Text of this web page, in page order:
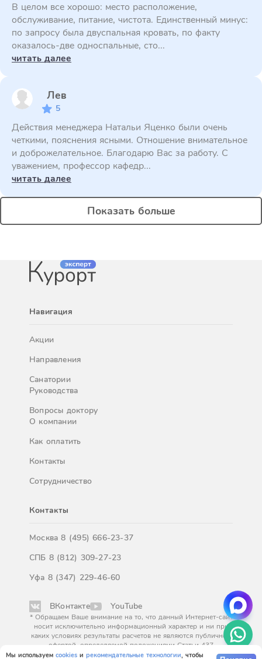
Мы используем cookies и рекомендательные технологии, чтобы
В целом все хорошо: место расположение,
обслуживание, питание, чистота. Единственный минус:
по запросу была двуспальная кровать, по факту
оказалось-две односпальные, сто...
читать далее
Лев
5
Действия менеджера Натальи Яценко были очень
четкими, пояснения ясными. Отношение внимательное
и доброжелательное. Благодарю Вас за работу. С
уважением, профессор кафедр...
читать далее
Показать больше
Навигация
Акции
Направления
Санатории
Руководства
Вопросы доктору
О компании
Как оплатить
Контакты
Сотрудничество
Контакты
Москва8 (495) 666-23-37
СПБ 8 (812) 309-27-23
Уфа 8 (347) 229-46-60
ВКонтакте YouTube
* Обращаем Ваше внимание на то, что данный Интернет-сайт
носит исключительно информационный характер и ни при
каких условиях результаты расчетов не являются публичной
офертой, определяемой положениями Статьи 437
Гражданского кодекса Российской Федерации. За